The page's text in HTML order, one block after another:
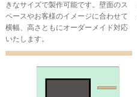
きなサイズで製作可能です。壁面のス
ペースやお客様のイメージに合わせて
横幅、高さともにオーダーメイド対応
いたします。